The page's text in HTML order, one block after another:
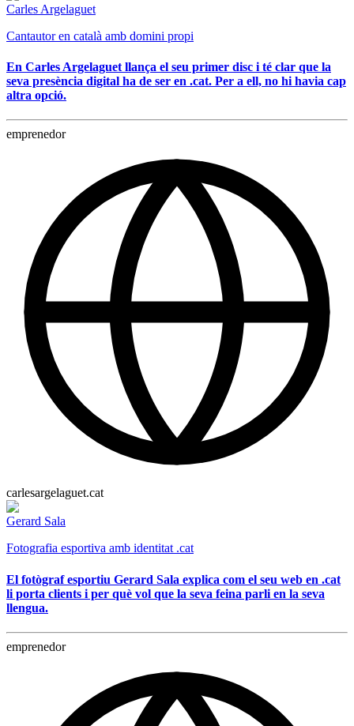
Carles Argelaguet
Cantautor en català amb domini propi
En Carles Argelaguet llança el seu primer disc i té clar que la
seva presència digital ha de ser en .cat. Per a ell, no hi havia cap
altra opció.
emprenedor
carlesargelaguet.cat
Gerard Sala
Fotografia esportiva amb identitat .cat
El fotògraf esportiu Gerard Sala explica com el seu web en .cat
li porta clients i per què vol que la seva feina parli en la seva
llengua.
emprenedor